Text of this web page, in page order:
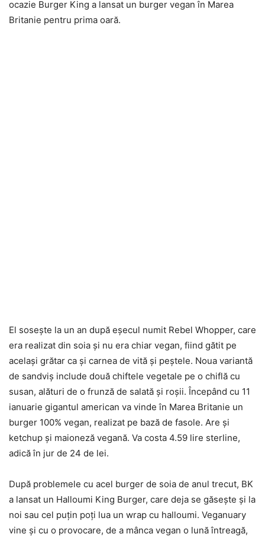
ocazie Burger King a lansat un burger vegan în Marea
Britanie pentru prima oară.
El soseşte la un an după eşecul numit Rebel Whopper, care
era realizat din soia şi nu era chiar vegan, fiind gătit pe
acelaşi grătar ca şi carnea de vită şi peştele. Noua variantă
de sandviş include două chiftele vegetale pe o chiflă cu
susan, alături de o frunză de salată şi roşii. Începând cu 11
ianuarie gigantul american va vinde în Marea Britanie un
burger 100% vegan, realizat pe bază de fasole. Are şi
ketchup şi maioneză vegană. Va costa 4.59 lire sterline,
adică în jur de 24 de lei.
După problemele cu acel burger de soia de anul trecut, BK
a lansat un Halloumi King Burger, care deja se găseşte şi la
noi sau cel puţin poţi lua un wrap cu halloumi. Veganuary
vine şi cu o provocare, de a mânca vegan o lună întreagă,